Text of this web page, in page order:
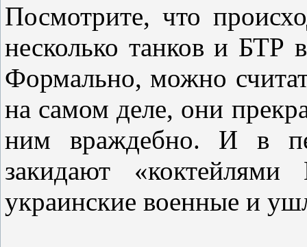
Посмотрите, что
несколько танков и БТР
Формально, можно
на самом деле, они
ним враждебно. И в
закидают
украинские военные и